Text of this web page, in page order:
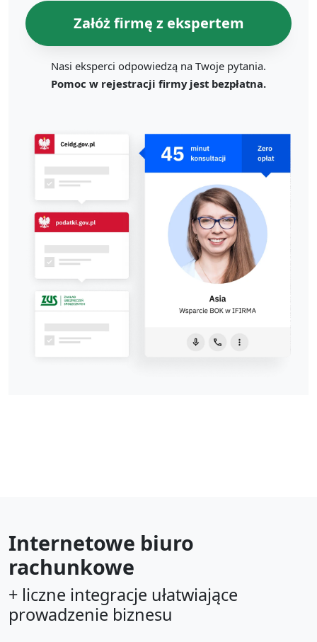
Załóż firmę z ekspertem
Nasi eksperci odpowiedzą na Twoje pytania.
Pomoc w rejestracji firmy jest bezpłatna.
Internetowe biuro
rachunkowe
+ liczne integracje ułatwiające
prowadzenie biznesu